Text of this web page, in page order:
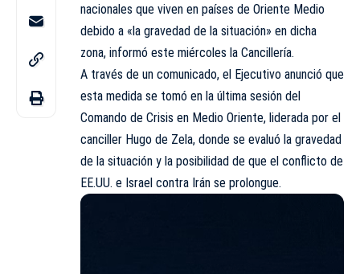
nacionales que viven en países de Oriente Medio
debido a «la gravedad de la situación» en dicha
zona, informó este miércoles la Cancillería.
A través de un comunicado, el Ejecutivo anunció que
esta medida se tomó en la última sesión del
Comando de Crisis en Medio Oriente, liderada por el
canciller Hugo de Zela, donde se evaluó la gravedad
de la situación y la posibilidad de que el conflicto de
EE.UU. e Israel contra Irán se prolongue.